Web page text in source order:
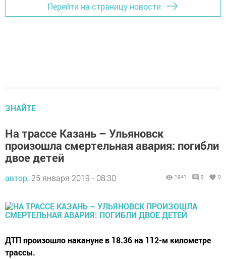
Перейти на страницу новости
ЗНАЙТЕ
На трассе Казань – Ульяновск
произошла смертельная авария: погибли
двое детей
автор, 25 января 2019 - 08:30 1941 0 0
ДТП произошло накануне в 18.36 на 112-м километре
трассы.